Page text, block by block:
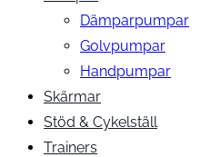
Dämparpumpar
Golvpumpar
Handpumpar
Skärmar
Stöd & Cykelställ
Trainers